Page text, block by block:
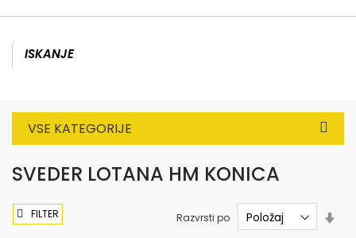
VSE KATEGORIJE
SVEDER LOTANA HM KONICA
Razvrsti po
FILTER